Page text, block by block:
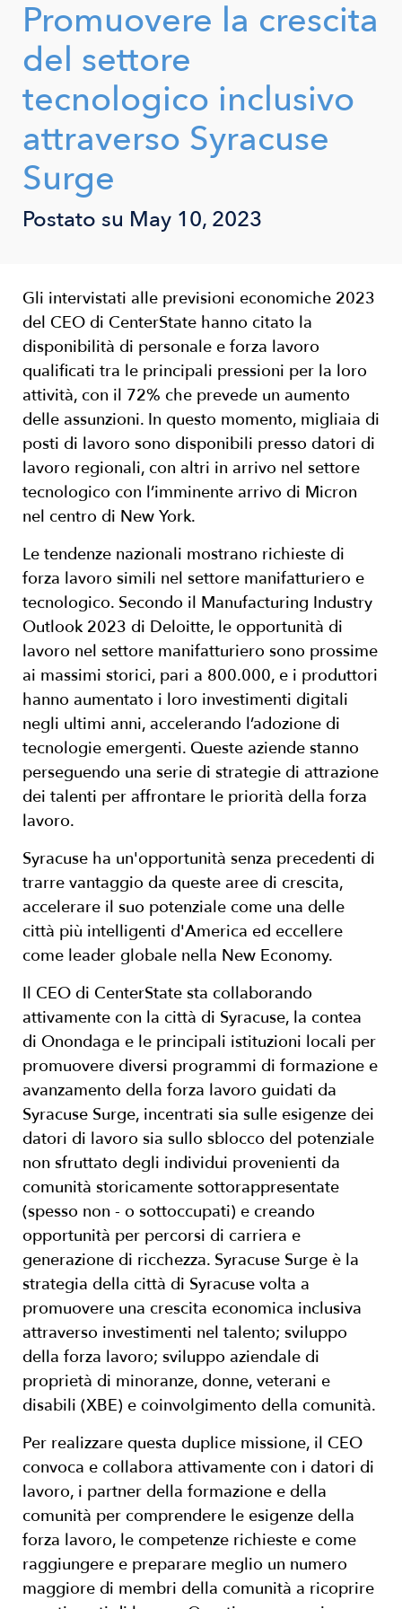
Promuovere la crescita
del settore
tecnologico inclusivo
attraverso Syracuse
Surge
Postato su May 10, 2023
Gli intervistati alle previsioni economiche 2023
del CEO di CenterState hanno citato la
disponibilità di personale e forza lavoro
qualificati tra le principali pressioni per la loro
attività, con il 72% che prevede un aumento
delle assunzioni. In questo momento, migliaia di
posti di lavoro sono disponibili presso datori di
lavoro regionali, con altri in arrivo nel settore
tecnologico con l’imminente arrivo di Micron
nel centro di New York.
Le tendenze nazionali mostrano richieste di
forza lavoro simili nel settore manifatturiero e
tecnologico. Secondo il Manufacturing Industry
Outlook 2023 di Deloitte, le opportunità di
lavoro nel settore manifatturiero sono prossime
ai massimi storici, pari a 800.000, e i produttori
hanno aumentato i loro investimenti digitali
negli ultimi anni, accelerando l’adozione di
tecnologie emergenti. Queste aziende stanno
perseguendo una serie di strategie di attrazione
dei talenti per affrontare le priorità della forza
lavoro.
Syracuse ha un'opportunità senza precedenti di
trarre vantaggio da queste aree di crescita,
accelerare il suo potenziale come una delle
città più intelligenti d'America ed eccellere
come leader globale nella New Economy.
Il CEO di CenterState sta collaborando
attivamente con la città di Syracuse, la contea
di Onondaga e le principali istituzioni locali per
promuovere diversi programmi di formazione e
avanzamento della forza lavoro guidati da
Syracuse Surge, incentrati sia sulle esigenze dei
datori di lavoro sia sullo sblocco del potenziale
non sfruttato degli individui provenienti da
comunità storicamente sottorappresentate
(spesso non - o sottoccupati) e creando
opportunità per percorsi di carriera e
generazione di ricchezza. Syracuse Surge è la
strategia della città di Syracuse volta a
promuovere una crescita economica inclusiva
attraverso investimenti nel talento; sviluppo
della forza lavoro; sviluppo aziendale di
proprietà di minoranze, donne, veterani e
disabili (XBE) e coinvolgimento della comunità.
Per realizzare questa duplice missione, il CEO
convoca e collabora attivamente con i datori di
lavoro, i partner della formazione e della
comunità per comprendere le esigenze della
forza lavoro, le competenze richieste e come
raggiungere e preparare meglio un numero
maggiore di membri della comunità a ricoprire